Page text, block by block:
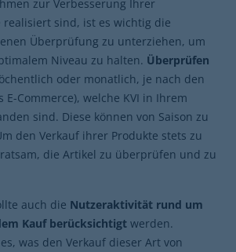
zur Verbesserung Ihrer
realisiert sind, ist es wichtig die
Überprüfung zu unterziehen, um
Niveau zu halten. Überprüfen
oder monatlich, je nach den
Commerce), welche KVI in Ihrem
sind. Diese können von Saison zu
den Verkauf ihrer Produkte stets zu
die Artikel zu überprüfen und zu
auch die Nutzeraktivität rund um
Kauf berücksichtigt werden.
was den Verkauf dieser Art von